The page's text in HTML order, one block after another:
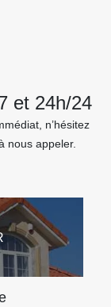
et 24h/24
n’hésitez
nous appeler.